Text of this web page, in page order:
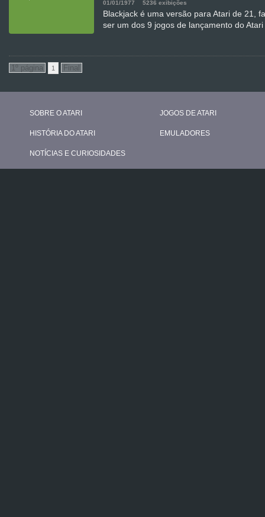
01/01/1977 5236 exibições
Blackjack é uma versão para Atari de 21,
ser um dos 9 jogos de lançamento do Atari
1
SOBRE O ATARI
HISTÓRIA DO ATARI
NOTÍCIAS E CURIOSIDADES
JOGOS DE ATARI
EMULADORES